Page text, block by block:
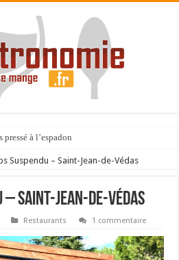
à l’espadon
Cèdre de Montcaud
Suspendu – Saint-Jean-de-Védas
– Saint-Jean-de-Védas
Restaurants 1 commentaire